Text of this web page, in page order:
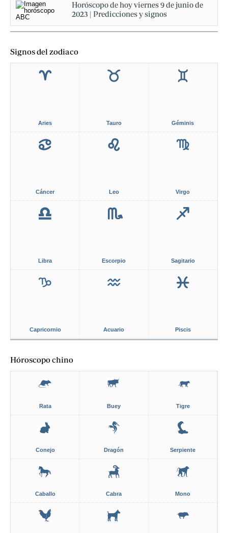
Horóscopo de hoy viernes 9 de junio de
2023 | Predicciones y signos
Signos del zodiaco
Aries Tauro Géminis
Cáncer Leo Virgo
Libra Escorpio Sagitario
Capricornio Acuario Piscis
Hóroscopo chino
Rata Buey Tigre
Conejo Dragón Serpiente
Caballo Cabra Mono